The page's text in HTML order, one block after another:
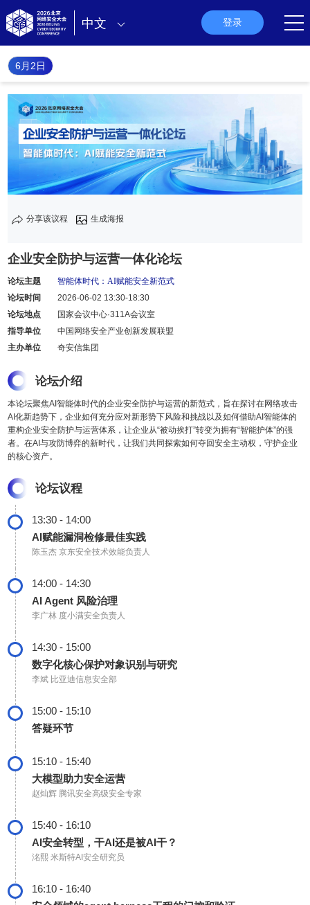
中文 登录
6月2日
分享该议程 生成海报
企业安全防护与运营一体化论坛
论坛主题
智能体时代：AI赋能安全新范式
论坛时间
2026-06-02 13:30-18:30
论坛地点
国家会议中心·311A会议室
指导单位
中国网络安全产业创新发展联盟
主办单位
奇安信集团
论坛介绍
本论坛聚焦AI智能体时代的企业安全防护与运营的新范式，旨在探讨在网络攻击
AI化新趋势下，企业如何充分应对新形势下风险和挑战以及如何借助AI智能体的
重构企业安全防护与运营体系，让企业从“被动挨打”转变为拥有“智能护体”的强
者。在AI与攻防博弈的新时代，让我们共同探索如何夺回安全主动权，守护企业
的核心资产。
论坛议程
13:30 - 14:00
AI赋能漏洞检修最佳实践
陈玉杰京东安全技术效能负责人
14:00 - 14:30
AI Agent 风险治理
李广林度小满安全负责人
14:30 - 15:00
数字化核心保护对象识别与研究
李斌比亚迪信息安全部
15:00 - 15:10
答疑环节
15:10 - 15:40
大模型助力安全运营
赵灿辉腾讯安全高级安全专家
15:40 - 16:10
AI安全转型，干AI还是被AI干？
洺熙米斯特AI安全研究员
16:10 - 16:40